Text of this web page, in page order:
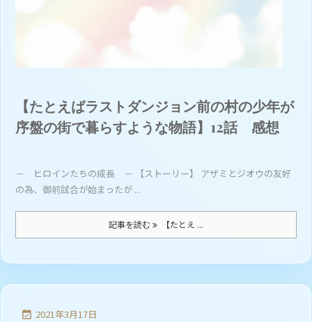
【たとえばラストダンジョン前の村の少年が
序盤の街で暮らすような物語】12話 感想
－ ヒロインたちの成長 － 【ストーリー】 アザミとジオウの友好
の為、御前試合が始まったが ...
記事を読む 【たとえ ...
 2021年3月17日